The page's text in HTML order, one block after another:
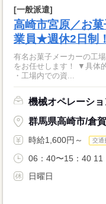
[一般派遣]
高崎市宮原／お
業員★週休2日制！
有名お菓子メーカーの工
をお任せします！ ▼具体的には… ・リーチフォークでの製品の運搬
・工場内での資...
機械オペレーショ
群馬県高崎市/倉
時給1,600円～ 交通
06：40〜15：40 11
日曜日